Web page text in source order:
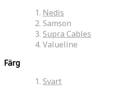
Nedis
Samson
Supra Cables
Valueline
Färg
Svart